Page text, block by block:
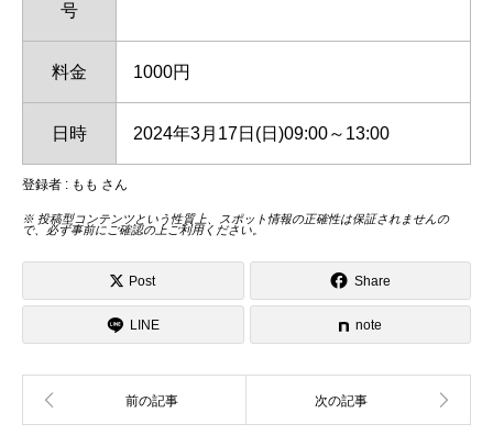
号
料金 1000円
日時 2024年3月17日(日)09:00～13:00
登録者 : もも さん
※ 投稿型コンテンツという性質上、スポット情報の正確性は保証されませんの
で、必ず事前にご確認の上ご利用ください。
Post Share
LINE note